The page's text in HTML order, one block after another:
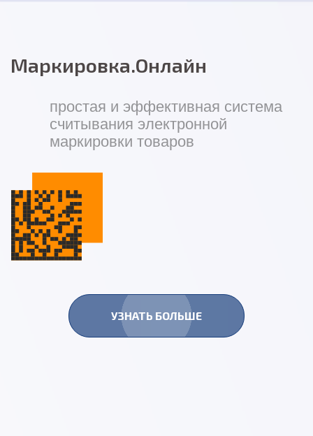
Маркировка.Онлайн
простая и эффективная система
считывания электронной
маркировки товаров
УЗНАТЬ БОЛЬШЕ